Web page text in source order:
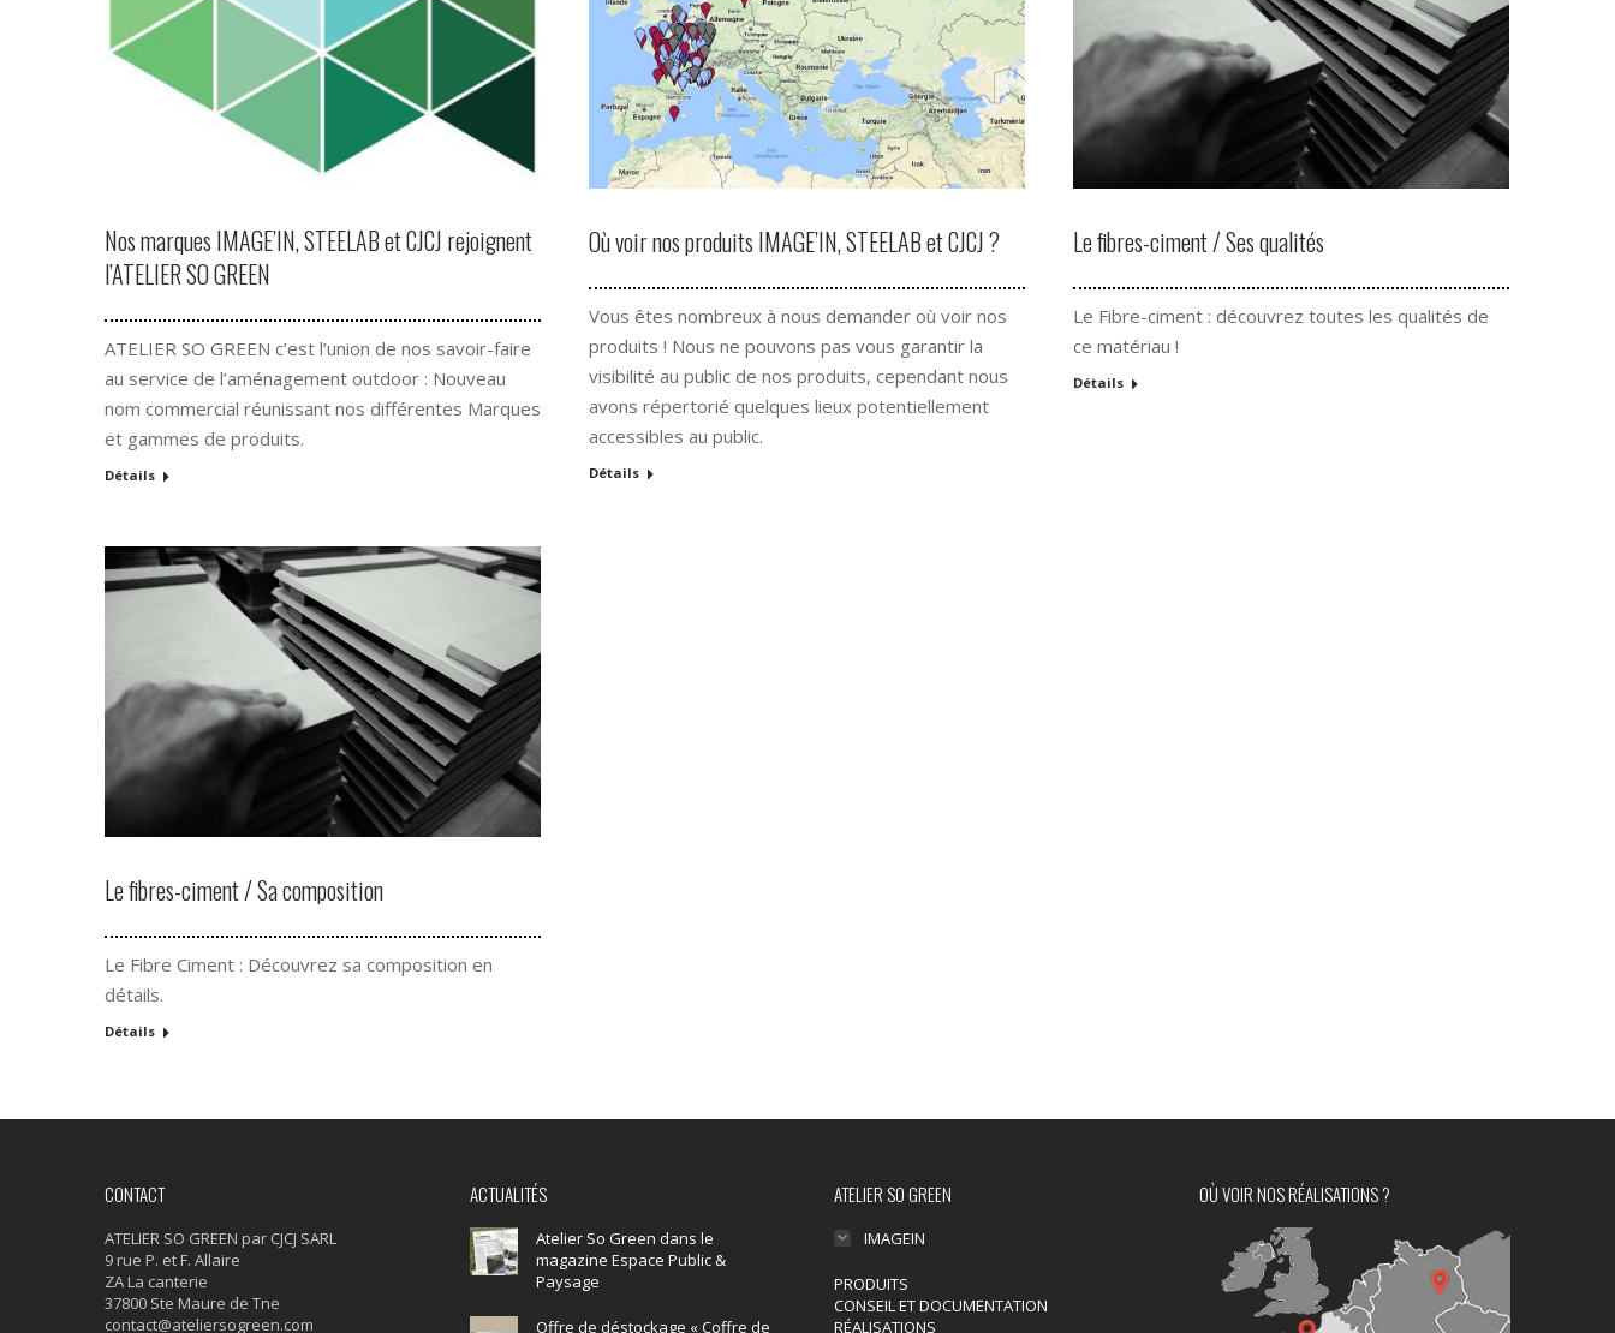
Nos marques IMAGE’IN, STEELAB et CJCJ rejoignent
l’ATELIER SO GREEN
ATELIER SO GREEN c’est l’union de nos savoir-faire
au service de l’aménagement outdoor : Nouveau
nom commercial réunissant nos différentes Marques
et gammes de produits.
Détails
Où voir nos produits IMAGE’IN, STEELAB et CJCJ ?
Vous êtes nombreux à nous demander où voir nos
produits ! Nous ne pouvons pas vous garantir la
visibilité au public de nos produits, cependant nous
avons répertorié quelques lieux potentiellement
accessibles au public.
Détails
Le fibres-ciment / Ses qualités
Le Fibre-ciment : découvrez toutes les qualités de
ce matériau !
Détails
Le fibres-ciment / Sa composition
Le Fibre Ciment : Découvrez sa composition en
détails.
Détails
CONTACT
ATELIER SO GREEN par CJCJ SARL
9 rue P. et F. Allaire
ZA La canterie
37800 Ste Maure de Tne
contact@ateliersogreen.com
ACTUALITÉS
Atelier So Green dans le
magazine Espace Public &
Paysage
Offre de déstockage « Coffre de
ATELIER SO GREEN
IMAGEIN
PRODUITS
CONSEIL ET DOCUMENTATION
RÉALISATIONS
OÙ VOIR NOS RÉALISATIONS ?